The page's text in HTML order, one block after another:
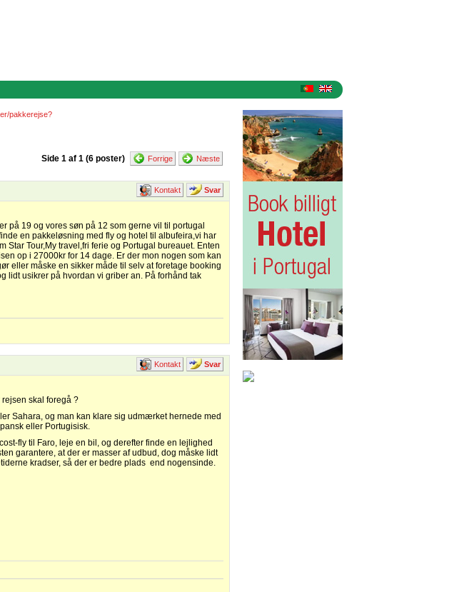
pakkerejse?
Side 1 af 1 (6 poster) Forrige Næste
Kontakt Svar
på 19 og vores søn på 12 som gerne vil til portugal
en pakkeløsning med fly og hotel til albufeira,vi har
Star Tour,My travel,fri ferie og Portugal bureauet. Enten
op i 27000kr for 14 dage. Er der mon nogen som kan
eller måske en sikker måde til selv at foretage booking
lidt usikrer på hvordan vi griber an. På forhånd tak
Kontakt Svar
skal foregå ?
Sahara, og man kan klare sig udmærket hernede med
eller Portugisisk.
fly til Faro, leje en bil, og derefter finde en lejlighed
garantere, at der er masser af udbud, dog måske lidt
kradser, så der er bedre plads end nogensinde.